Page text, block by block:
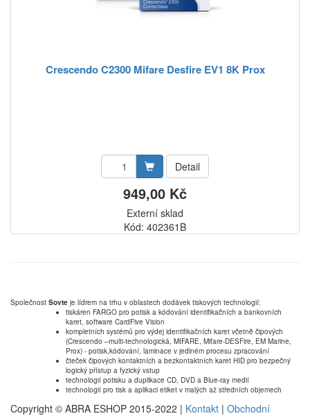
Crescendo C2300 Mifare Desfire EV1 8K Prox
Detail
949,00 Kč
Externí sklad
Kód: 402361B
Společnost Sovte je lídrem na trhu v oblastech dodávek tiskových technologií:
tiskáren FARGO pro potisk a kódování identifikačních a bankovních
karet, software CardFive Vision
kompletních systémů pro výdej identifikačních karet včetně čipových
(Crescendo –multi-technologická, MIFARE, Mifare-DESFire, EM Marine,
Prox) - potisk,kódování, laminace v jediném procesu zpracování
čteček čipových kontaktních a bezkontaktních karet HID pro bezpečný
logický přístup a fyzický vstup
technologií potisku a duplikace CD, DVD a Blue-ray medií
technologií pro tisk a aplikaci etiket v malých až středních objemech
Copyright © ABRA ESHOP 2015-2022 | Kontakt | Obchodní